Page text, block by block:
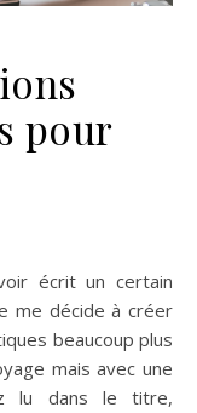
pour
me décide à créer
beaucoup plus
mais avec une
lu dans le titre,